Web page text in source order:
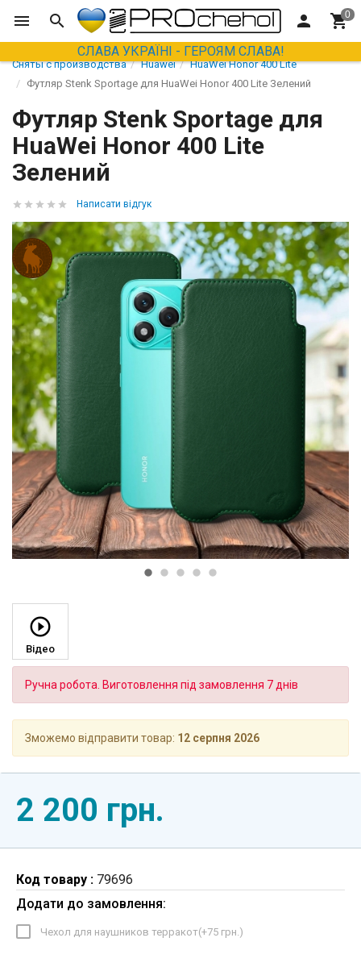
СЛАВА УКРАЇНІ - ГЕРОЯМ СЛАВА!
Сняты с производства Huawei
HuaWei Honor 400 Lite
Футляр Stenk Sportage для HuaWei Honor 400 Lite Зелений
Футляр Stenk Sportage для
HuaWei Honor 400 Lite
Зелений
Написати відгук
Відео
Ручна робота. Виготовлення під замовлення 7 днів
Зможемо відправити товар: 12 серпня 2026
2 200 грн.
Код товару : 79696
Додати до замовлення:
Чехол для наушников терракот(+75 грн.)